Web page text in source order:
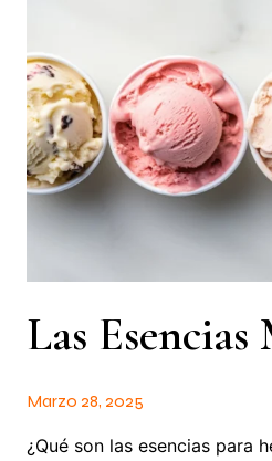
Marzo 28, 2025
¿Qué son las esencias para